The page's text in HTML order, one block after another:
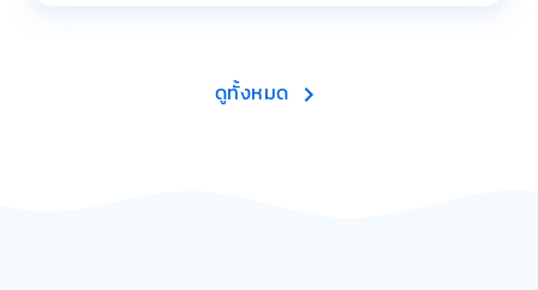
ดูทั้งหมด